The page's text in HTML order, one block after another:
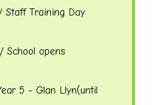
Staff Training Day
School opens
5 - Glan Llyn(until